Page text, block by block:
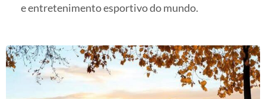
e entretenimento esportivo do mundo.